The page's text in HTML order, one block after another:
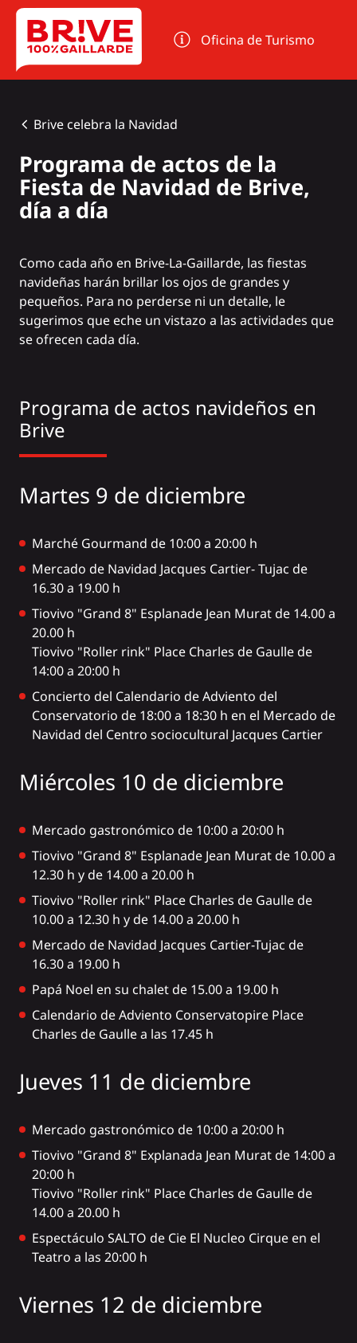
Panel de gestión de cookies
Oficina de Turismo
Brive celebra la Navidad
Programa de actos de la
Fiesta de Navidad de Brive,
día a día
Como cada año en Brive-La-Gaillarde, las fiestas
navideñas harán brillar los ojos de grandes y
pequeños. Para no perderse ni un detalle, le
sugerimos que eche un vistazo a las actividades que
se ofrecen cada día.
Programa de actos navideños en
Brive
Martes 9 de diciembre
Marché Gourmand de 10:00 a 20:00 h
Mercado de Navidad Jacques Cartier- Tujac de
16.30 a 19.00 h
Tiovivo "Grand 8" Esplanade Jean Murat de 14.00 a
20.00 h
Tiovivo "Roller rink" Place Charles de Gaulle de
14:00 a 20:00 h
Concierto del Calendario de Adviento del
Conservatorio de 18:00 a 18:30 h en el Mercado de
Navidad del Centro sociocultural Jacques Cartier
Miércoles 10 de diciembre
Mercado gastronómico de 10:00 a 20:00 h
Tiovivo "Grand 8" Esplanade Jean Murat de 10.00 a
12.30 h y de 14.00 a 20.00 h
Tiovivo "Roller rink" Place Charles de Gaulle de
10.00 a 12.30 h y de 14.00 a 20.00 h
Mercado de Navidad Jacques Cartier-Tujac de
16.30 a 19.00 h
Papá Noel en su chalet de 15.00 a 19.00 h
Calendario de Adviento Conservatopire Place
Charles de Gaulle a las 17.45 h
Jueves 11 de diciembre
Mercado gastronómico de 10:00 a 20:00 h
Tiovivo "Grand 8" Explanada Jean Murat de 14:00 a
20:00 h
Tiovivo "Roller rink" Place Charles de Gaulle de
14.00 a 20.00 h
Espectáculo SALTO de Cie El Nucleo Cirque en el
Teatro a las 20:00 h
Viernes 12 de diciembre